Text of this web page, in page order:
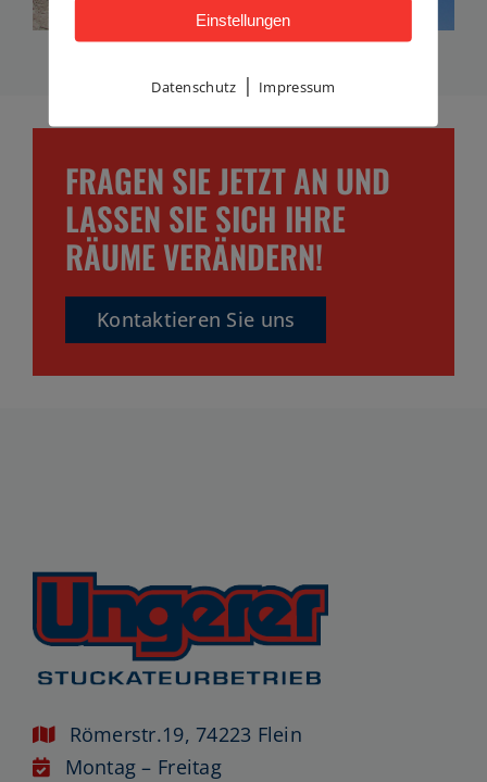
FRAGEN SIE JETZT AN UND
LASSEN SIE SICH IHRE
RÄUME VERÄNDERN!
Kontaktieren Sie uns
Römerstr.19, 74223 Flein
Montag – Freitag
Einstellungen
Datenschutz | Impressum